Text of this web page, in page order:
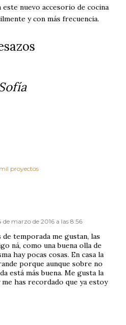
nuevo accesorio de cocina
y con más frecuencia.
proyectos
de marzo de 2016 a las 8:56
temporada me gustan, las
ná, como una buena olla de
hay pocas cosas. En casa la
porque aunque sobre no
está más buena. Me gusta la
has recordado que ya estoy